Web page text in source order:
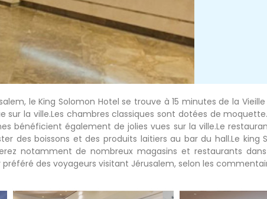
le King Solomon Hotel se trouve à 15 minutes de la
sur la ville.Les chambres classiques sont dotées de
bénéficient également de jolies vues sur la ville.Le
des boissons et des produits laitiers au bar du hall.Le
notamment de nombreux magasins et restaurants
préféré des voyageurs visitant Jérusalem, selon les